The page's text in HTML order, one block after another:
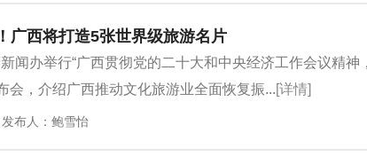
广西将打造5张世界级旅游名片
闻办举行“广西贯彻党的二十大和中央经济工作会议精神
会，介绍广西推动文化旅游业全面恢复振...[详情]
布人：鲍雪怡